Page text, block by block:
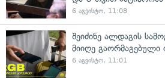
6 აგვისტო, 11:08
შეიძინე ალდაგის
მიიღე გაორმაგებული
6 აგვისტო, 11:01